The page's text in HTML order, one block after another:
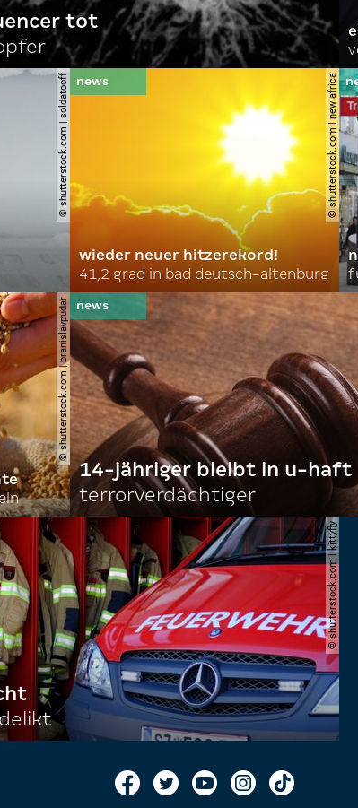
tot
© shutterstock.com | soldatooff © shutterstock.com | new africa
wieder neuer hitzerekord!
41,2 grad in bad deutsch-altenburg
© shutterstock.com | branislavpudar
14-jähriger bleibt in u-haft
terrorverdächtiger
© shutterstock.com | kittyfly